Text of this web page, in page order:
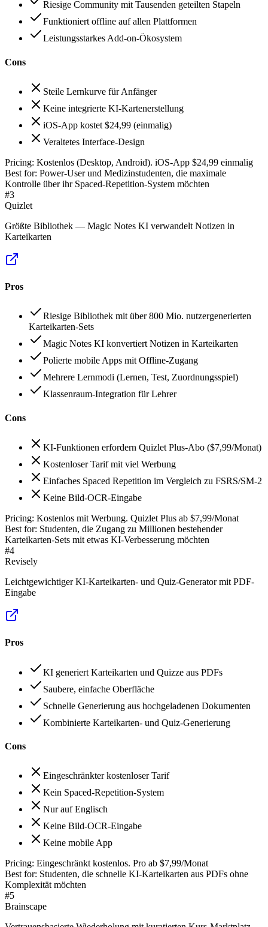
Riesige Community mit Tausenden geteilten Stapeln
Funktioniert offline auf allen Plattformen
Leistungsstarkes Add-on-Ökosystem
Cons
Steile Lernkurve für Anfänger
Keine integrierte KI-Kartenerstellung
iOS-App kostet $24,99 (einmalig)
Veraltetes Interface-Design
Pricing: Kostenlos (Desktop, Android). iOS-App $24,99 einmalig
Best for: Power-User und Medizinstudenten, die maximale
Kontrolle über ihr Spaced-Repetition-System möchten
#3
Quizlet
Größte Bibliothek — Magic Notes KI verwandelt Notizen in
Karteikarten
Pros
Riesige Bibliothek mit über 800 Mio. nutzergenerierten
Karteikarten-Sets
Magic Notes KI konvertiert Notizen in Karteikarten
Polierte mobile Apps mit Offline-Zugang
Mehrere Lernmodi (Lernen, Test, Zuordnungsspiel)
Klassenraum-Integration für Lehrer
Cons
KI-Funktionen erfordern Quizlet Plus-Abo ($7,99/Monat)
Kostenloser Tarif mit viel Werbung
Einfaches Spaced Repetition im Vergleich zu FSRS/SM-2
Keine Bild-OCR-Eingabe
Pricing: Kostenlos mit Werbung. Quizlet Plus ab $7,99/Monat
Best for: Studenten, die Zugang zu Millionen bestehender
Karteikarten-Sets mit etwas KI-Verbesserung möchten
#4
Revisely
Leichtgewichtiger KI-Karteikarten- und Quiz-Generator mit PDF-
Eingabe
Pros
KI generiert Karteikarten und Quizze aus PDFs
Saubere, einfache Oberfläche
Schnelle Generierung aus hochgeladenen Dokumenten
Kombinierte Karteikarten- und Quiz-Generierung
Cons
Eingeschränkter kostenloser Tarif
Kein Spaced-Repetition-System
Nur auf Englisch
Keine Bild-OCR-Eingabe
Keine mobile App
Pricing: Eingeschränkt kostenlos. Pro ab $7,99/Monat
Best for: Studenten, die schnelle KI-Karteikarten aus PDFs ohne
Komplexität möchten
#5
Brainscape